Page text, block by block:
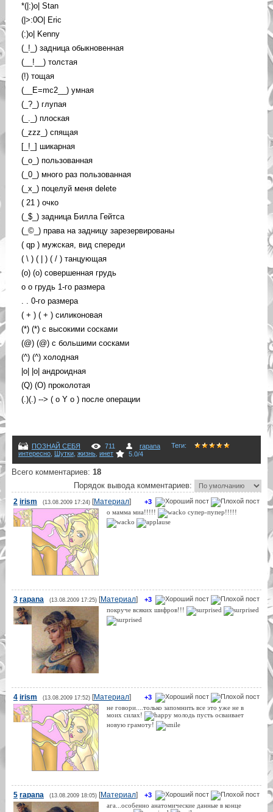
*(|:)o| Stan
(|>:0O| Eric
(:)o| Kenny
(_!_) задница обыкновенная
(__!__) толстая
(!) тощая
(__E=mc2__) умная
(_?_) глупая
(_._) плоская
(_zzz_) спящая
[_!_] шикарная
(_о_) пользованная
(_0_) много раз пользованная
(_х_) поцелуй меня delete
( 21 ) очко
(_$_) задница Билла Гейтса
(_©_) права на задницу зарезервированы
( qp ) мужская, вид спереди
( \ ) ( | ) ( / ) танцующая
(o) (o) совершенная грудь
o o грудь 1-го размера
. . 0-го размера
( + ) ( + ) силиконовая
(*) (*) с высокими сосками
(@) (@) с большими сосками
(^) (^) холодная
|o| |o| андроидная
(Q) (O) проколотая
(.)(.) --> ( o Y o ) после операции
ПОЗНАЙ СЕБЯ 711 rapana Теги:
интересно, Шутки, жизнь, инет 5.0/4
Всего комментариев: 18
Порядок вывода комментариев:
+3
2 irism (13.08.2009 17:24)[Материал]
о мамма миа!!!!! супер-пупер!!!!!
+3
3 rapana (13.08.2009 17:25)[Материал]
покруче всяких шифров!!!
+3
4 irism (13.08.2009 17:52)[Материал]
не говори....только запомнить все это уже не в
моих силах!
молодь пусть осваивает
новую грамоту!
+3
5 rapana (13.08.2009 18:05)[Материал]
ага...особенно анатомические данные в конце